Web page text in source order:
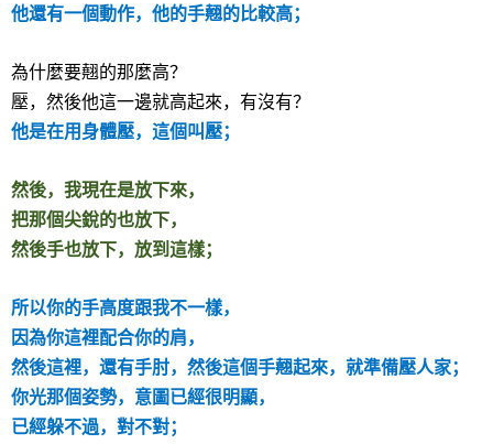
他還有一個動作，他的手翹的比較高；
為什麼要翹的那麼高？
壓，然後他這一邊就高起來，有沒有？
他是在用身體壓，這個叫壓；
然後，我現在是放下來，
把那個尖銳的也放下，
然後手也放下，放到這樣；
所以你的手高度跟我不一樣，
因為你這裡配合你的肩，
然後這裡，還有手肘，然後這個手翹起來，就準備壓人家；
你光那個姿勢，意圖已經很明顯，
已經躲不過，對不對；